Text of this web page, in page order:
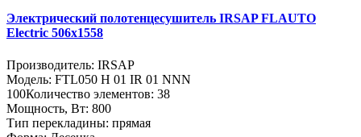
Электрический полотенцесушитель IRSAP FLAUTO
Electric 506х1558
Производитель: IRSAP
Модель: FTL050 H 01 IR 01 NNN
100Количество элементов: 38
Мощность, Вт: 800
Тип перекладины: прямая